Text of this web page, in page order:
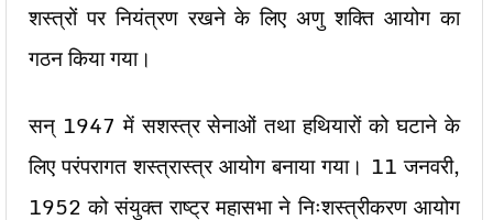
शस्त्रों पर नियंत्रण रखने के लिए अणु शक्ति आयोग का
गठन किया गया।
सन् 1947 में सशस्त्र सेनाओं तथा हथियारों को घटाने के
लिए परंपरागत शस्त्रास्त्र आयोग बनाया गया। 11 जनवरी,
1952 को संयुक्त राष्ट्र महासभा ने निःशस्त्रीकरण आयोग